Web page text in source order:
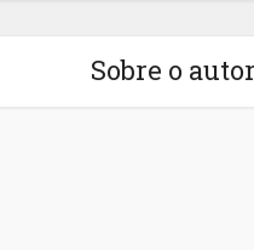
Sobre o autor